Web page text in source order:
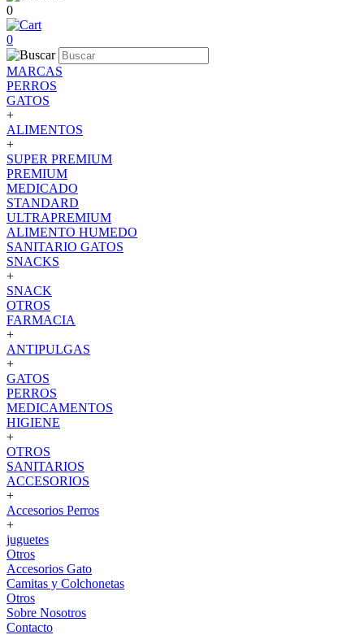
0
0
MARCAS
PERROS
GATOS
+
ALIMENTOS
+
SUPER PREMIUM
PREMIUM
MEDICADO
STANDARD
ULTRAPREMIUM
ALIMENTO HUMEDO
SANITARIO GATOS
SNACKS
+
SNACK
OTROS
FARMACIA
+
ANTIPULGAS
+
GATOS
PERROS
MEDICAMENTOS
HIGIENE
+
OTROS
SANITARIOS
ACCESORIOS
+
Accesorios Perros
+
juguetes
Otros
Accesorios Gato
Camitas y Colchonetas
Otros
Sobre Nosotros
Contacto